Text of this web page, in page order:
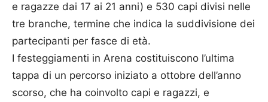
e ragazze dai 17 ai 21 anni) e 530 capi divisi nelle
tre branche, termine che indica la suddivisione dei
partecipanti per fasce di età.
I festeggiamenti in Arena costituiscono l’ultima
tappa di un percorso iniziato a ottobre dell’anno
scorso, che ha coinvolto capi e ragazzi, e